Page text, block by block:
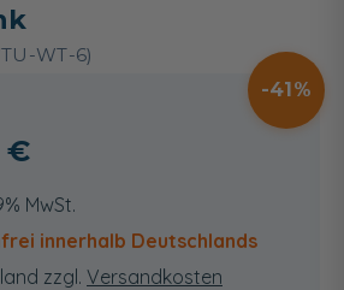
WT-6)
41
€
MwSt.
innerhalb Deutschlands
zzgl. Versandkosten